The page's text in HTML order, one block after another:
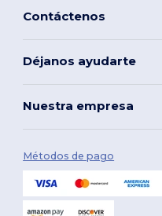
Contáctenos
Déjanos ayudarte
Nuestra empresa
Métodos de pago